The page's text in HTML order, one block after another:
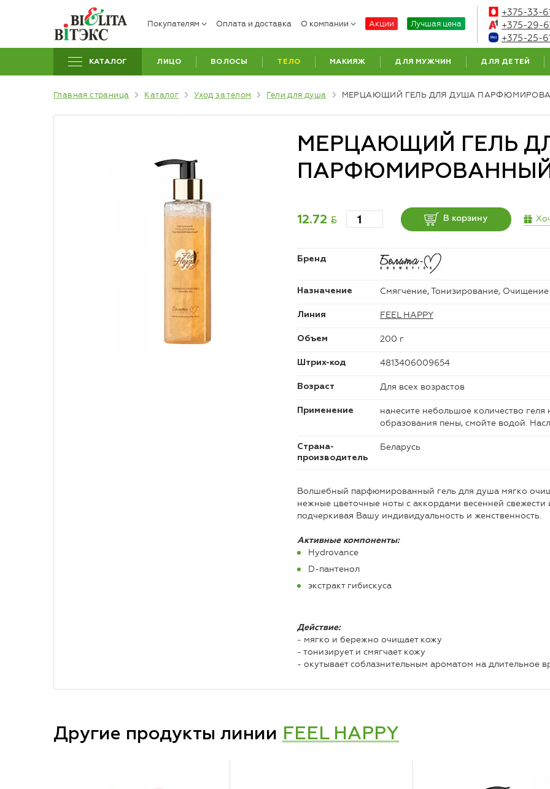
Покупателям Оплата и доставка О компании Акции Лучшая цена
+375-33-
+375-29-
+375-25-
КАТАЛОГ ЛИЦО ВОЛОСЫ ТЕЛО МАКИЯЖ ДЛЯ МУЖЧИН ДЛЯ ДЕТЕЙ
Главная страница Каталог Уход за телом Гели для душа МЕРЦАЮЩИЙ ГЕЛЬ ДЛЯ ДУША
МЕРЦАЮЩИЙ ГЕЛЬ
ПАРФЮМИРОВАННЫЙ
12.72 BYN В корзину
Бренд
Назначение Смягчение, Тонизирование, Очищение
Линия FEEL HAPPY
Объем 200 г
Штрих-код 4813406009654
Возраст Для всех возрастов
Применение
нанесите небольшое количество
образования пены, смойте водой.
Страна-
производитель
Беларусь
Волшебный парфюмированный гель для душа мягко
нежные цветочные ноты с аккордами весенней
подчеркивая Вашу индивидуальность и женственность.
Активные компоненты:
Hydrovance
D-пантенол
экстракт гибискуса
Действие:
- мягко и бережно очищает кожу
- тонизирует и смягчает кожу
- окутывает соблазнительным ароматом на длительное
Другие продукты линии FEEL HAPPY